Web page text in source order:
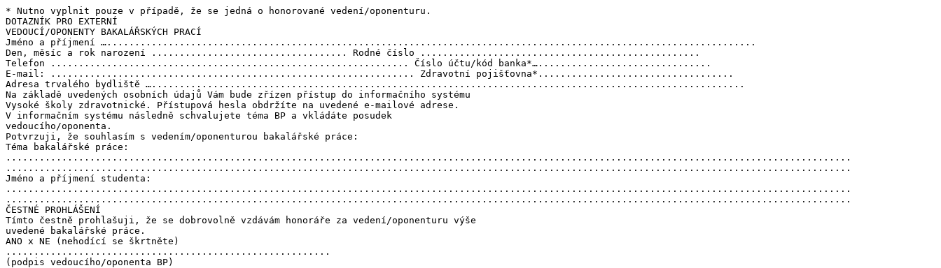
* Nutno vyplnit pouze v případě, že se jedná o honorované vedení/oponenturu.
DOTAZNÍK PRO EXTERNÍ
VEDOUCÍ/OPONENTY BAKALÁŘSKÝCH PRACÍ
Jméno a příjmení …....................................................................................................................
Den, měsíc a rok narození ................................... Rodné číslo ..................................................
Telefon ................................................................ Číslo účtu/kód banka*…...............................
E-mail: ................................................................. Zdravotní pojišťovna*...................................
Adresa trvalého bydliště …..........................................................................................................
Na základě uvedených osobních údajů Vám bude zřízen přístup do informačního systému
Vysoké školy zdravotnické. Přístupová hesla obdržíte na uvedené e-mailové adrese.
V informačním systému následně schvalujete téma BP a vkládáte posudek
vedoucího/oponenta.
Potvrzuji, že souhlasím s vedením/oponenturou bakalářské práce:
Téma bakalářské práce:
.......................................................................................................................................................
.......................................................................................................................................................
Jméno a příjmení studenta:
.......................................................................................................................................................
.......................................................................................................................................................
ČESTNÉ PROHLÁŠENÍ
Tímto čestně prohlašuji, že se dobrovolně vzdávám honoráře za vedení/oponenturu výše
uvedené bakalářské práce.
ANO x NE (nehodící se škrtněte)
..........................................................
(podpis vedoucího/oponenta BP)